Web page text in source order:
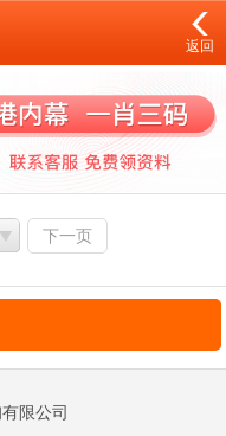
返回
下一页
限公司